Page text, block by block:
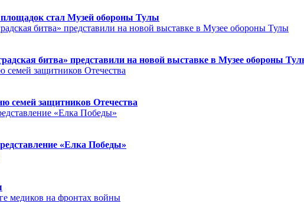
стал Музей обороны Тулы
битва» представили на новой выставке в Музее обороны
семей защитников Отечества
«Елка Победы»